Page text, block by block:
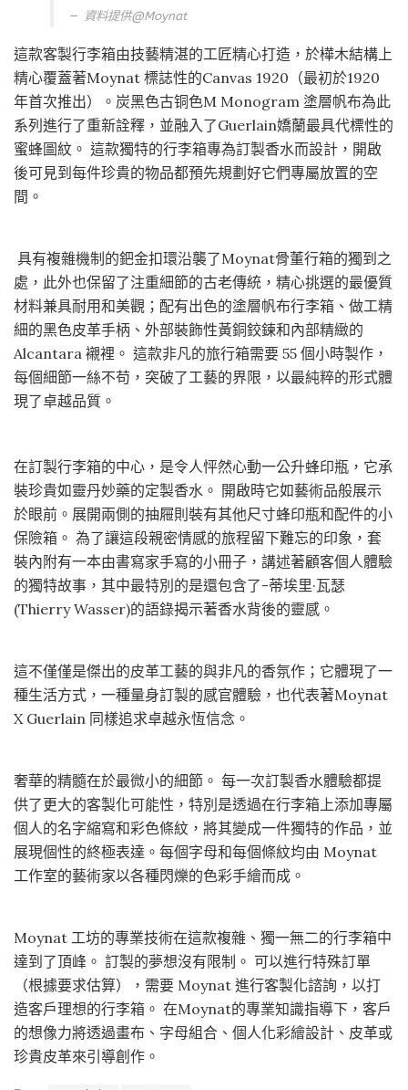
資料提供@Moynat
這款客製行李箱由技藝精湛的工匠精心打造，於樺木結構上
精心覆蓋著Moynat 標誌性的Canvas 1920（最初於1920
年首次推出）。炭黑色古铜色M Monogram 塗層帆布為此
系列進行了重新詮釋，並融入了Guerlain嬌蘭最具代標性的
蜜蜂圖紋。 這款獨特的行李箱專為訂製香水而設計，開啟
後可見到每件珍貴的物品都預先規劃好它們專屬放置的空
間。
具有複雜機制的鈀金扣環沿襲了Moynat骨董行箱的獨到之
處，此外也保留了注重細節的古老傳統，精心挑選的最優質
材料兼具耐用和美觀；配有出色的塗層帆布行李箱、做工精
細的黑色皮革手柄、外部裝飾性黃銅鉸鍊和內部精緻的
Alcantara 襯裡。 這款非凡的旅行箱需要 55 個小時製作，
每個細節一絲不苟，突破了工藝的界限，以最純粹的形式體
現了卓越品質。
在訂製行李箱的中心，是令人怦然心動一公升蜂印瓶，它承
裝珍貴如靈丹妙藥的定製香水。 開啟時它如藝術品般展示
於眼前。展開兩側的抽屜則裝有其他尺寸蜂印瓶和配件的小
保險箱。 為了讓這段親密情感的旅程留下難忘的印象，套
裝內附有一本由書寫家手寫的小冊子，講述著顧客個人體驗
的獨特故事，其中最特別的是還包含了-蒂埃里·瓦瑟
(Thierry Wasser)的語錄揭示著香水背後的靈感。
這不僅僅是傑出的皮革工藝的與非凡的香氛作；它體現了一
種生活方式，一種量身訂製的感官體驗，也代表著Moynat
X Guerlain 同樣追求卓越永恆信念。
奢華的精髓在於最微小的細節。 每一次訂製香水體驗都提
供了更大的客製化可能性，特別是透過在行李箱上添加專屬
個人的名字縮寫和彩色條紋，將其變成一件獨特的作品，並
展現個性的終極表達。每個字母和每個條紋均由 Moynat
工作室的藝術家以各種閃爍的色彩手繪而成。
Moynat 工坊的專業技術在這款複雜、獨一無二的行李箱中
達到了頂峰。 訂製的夢想沒有限制。 可以進行特殊訂單
（根據要求估算），需要 Moynat 進行客製化諮詢，以打
造客戶理想的行李箱。 在Moynat的專業知識指導下，客戶
的想像力將透過畫布、字母組合、個人化彩繪設計、皮革或
珍貴皮革來引導創作。